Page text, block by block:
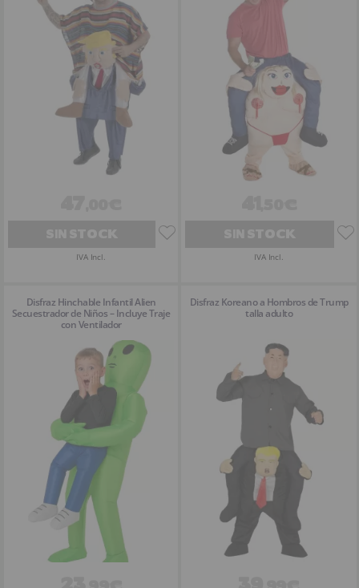
IVA Incl. IVA Incl.
Disfraz Hinchable Infantil Alien
Secuestrador de Niños – Incluye Traje
con Ventilador
Disfraz Koreano a Hombros de Trump
talla adulto